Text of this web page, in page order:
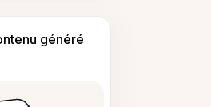
généré